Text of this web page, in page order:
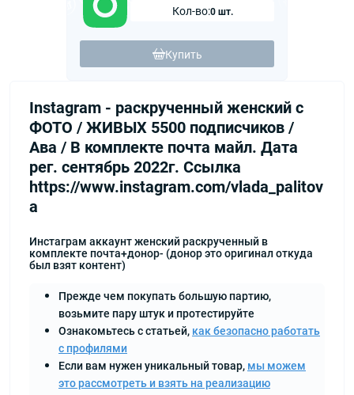
Кол-во:0 шт.
Купить
Instagram - раскрученный женский с
ФОТО / ЖИВЫХ 5500 подписчиков /
Ава / В комплекте почта майл. Дата
рег. сентябрь 2022г. Ссылка
https://www.instagram.com/vlada_palitov
a
Инстаграм аккаунт женский раскрученный в
комплекте почта+донор- (донор это оригинал откуда
был взят контент)
Прежде чем покупать большую партию,
возьмите пару штук и протестируйте
Ознакомьтесь с статьей, как безопасно работать
с профилями
Если вам нужен уникальный товар, мы можем
это рассмотреть и взять на реализацию